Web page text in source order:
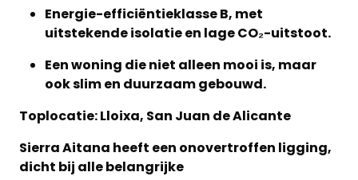
Energie-efficiëntieklasse B, met
uitstekende isolatie en lage CO₂-uitstoot.
Een woning die niet alleen mooi is, maar
ook slim en duurzaam gebouwd.
Toplocatie: Lloixa, San Juan de Alicante
Sierra Aitana heeft een onovertroffen ligging,
dicht bij alle belangrijke